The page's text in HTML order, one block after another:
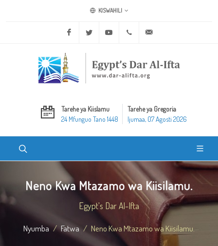
KISWAHILI
Facebook Twitter Youtube +20 2 25970400
Tarehe ya Kiislamu
24 Mfunguo Tano 1448
Tarehe ya Gregoria
Ijumaa, 07 Agosti 2026
Neno Kwa Mtazamo wa Kiisilamu.
Egypt's Dar Al-Ifta
Nyumba Fatwa Neno Kwa Mtazamo wa Kiisilamu.